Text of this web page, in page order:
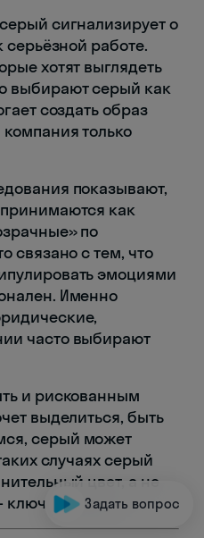
сигнализирует о
серьёзной работе.
хотят выглядеть
выбирают серый как
создать образ
только
показывают,
как
по
связано с тем, что
эмоциями
Именно
часто выбирают
и рискованным
выделиться, быть
серый может
случаях серый
цвет, а не
к успеху.Задать вопрос